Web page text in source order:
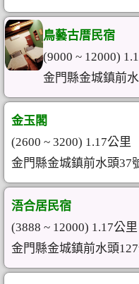
鳥藝古厝民宿
(9000 ~ 12000)
金門縣金城鎮前
金玉閣
(2600 ~ 3200) 1.17公里
金門縣金城鎮前水頭37
浯合居民宿
(3888 ~ 12000) 1.17公里
金門縣金城鎮前水頭